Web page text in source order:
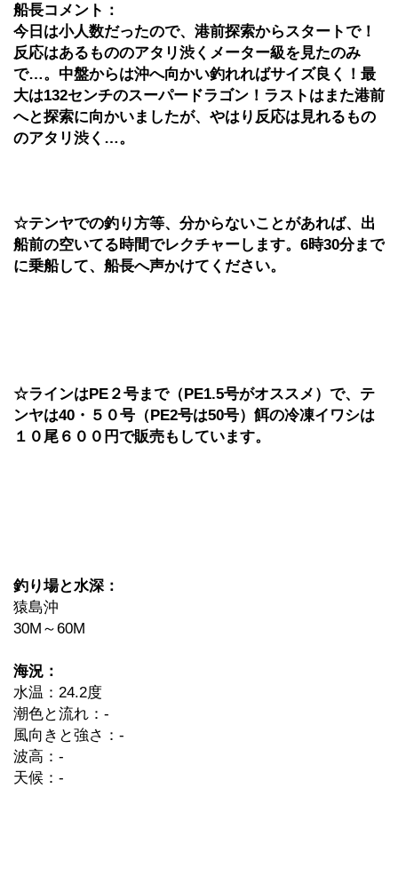
船長コメント：
今日は小人数だったので、港前探索からスタートで！
反応はあるもののアタリ渋くメーター級を見たのみ
で…。中盤からは沖へ向かい釣れればサイズ良く！最
大は132センチのスーパードラゴン！ラストはまた港前
へと探索に向かいましたが、やはり反応は見れるもの
のアタリ渋く…。
☆テンヤでの釣り方等、分からないことがあれば、出
船前の空いてる時間でレクチャーします。6時30分まで
に乗船して、船長へ声かけてください。
☆ラインはPE２号まで（PE1.5号がオススメ）で、テ
ンヤは40・５０号（PE2号は50号）餌の冷凍イワシは
１０尾６００円で販売もしています。
釣り場と水深：
猿島沖
30M～60M
海況：
水温：24.2度
潮色と流れ：-
風向きと強さ：-
波高：-
天候：-